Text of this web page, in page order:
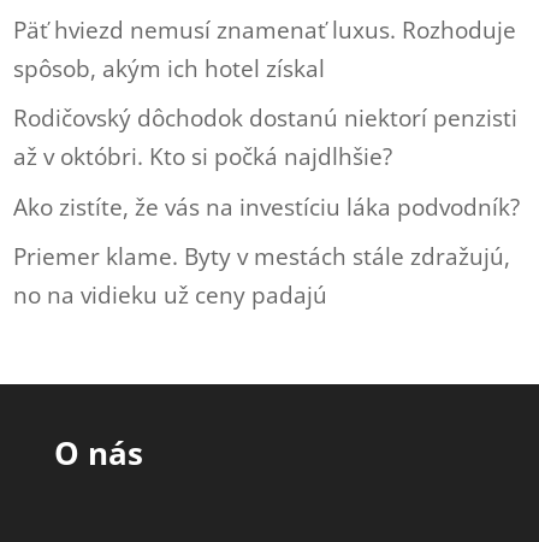
Päť hviezd nemusí znamenať luxus. Rozhoduje
spôsob, akým ich hotel získal
Rodičovský dôchodok dostanú niektorí penzisti
až v októbri. Kto si počká najdlhšie?
Ako zistíte, že vás na investíciu láka podvodník?
Priemer klame. Byty v mestách stále zdražujú,
no na vidieku už ceny padajú
O nás